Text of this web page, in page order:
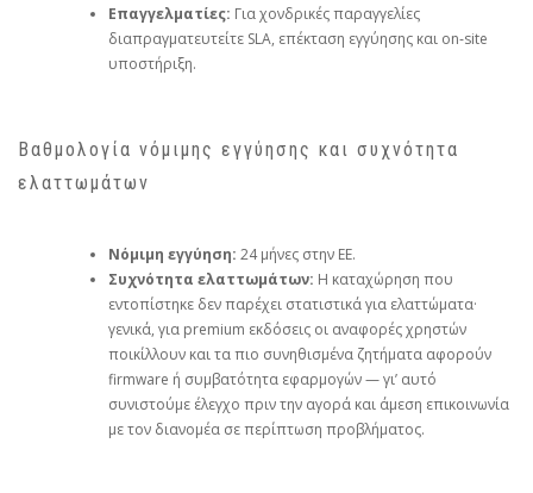
Επαγγελματίες: Για χονδρικές παραγγελίες
διαπραγματευτείτε SLA, επέκταση εγγύησης και on‑site
υποστήριξη.
Βαθμολογία νόμιμης εγγύησης και συχνότητα
ελαττωμάτων
Νόμιμη εγγύηση: 24 μήνες στην ΕΕ.
Συχνότητα ελαττωμάτων: Η καταχώρηση που
εντοπίστηκε δεν παρέχει στατιστικά για ελαττώματα·
γενικά, για premium εκδόσεις οι αναφορές χρηστών
ποικίλλουν και τα πιο συνηθισμένα ζητήματα αφορούν
firmware ή συμβατότητα εφαρμογών — γι’ αυτό
συνιστούμε έλεγχο πριν την αγορά και άμεση επικοινωνία
με τον διανομέα σε περίπτωση προβλήματος.